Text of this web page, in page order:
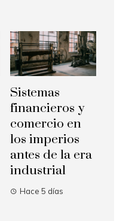
Sistemas
financieros y
comercio en
los imperios
antes de la era
industrial
Hace 5 días